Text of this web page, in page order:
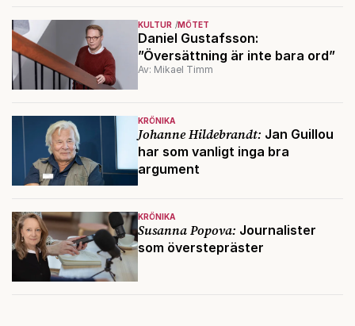
KULTUR MÖTET
Daniel Gustafsson:
”Översättning är inte bara ord”
Av: Mikael Timm
KRÖNIKA
Johanne Hildebrandt: Jan Guillou
har som vanligt inga bra
argument
KRÖNIKA
Susanna Popova: Journalister
som överstepräster